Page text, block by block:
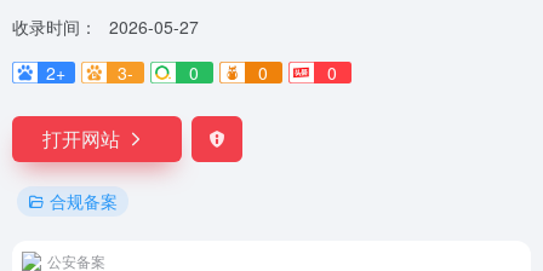
收录时间：
2026-05-27
2+
3- 0 0 0
打开网站
合规备案
公安备案